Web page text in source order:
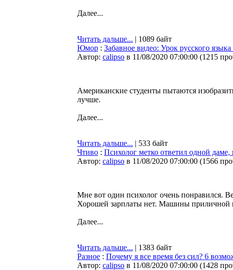
Далее...
Читать дальше... | 1089 байт
Юмор : Забавное видео: Урок русского
Автор: calipso в 11/08/2020 07:00:00 (1215
Американские студенты пытаются
лучше.
Далее...
Читать дальше... | 533 байт
Чтиво : Психолог метко ответил одной даме,
Автор: calipso в 11/08/2020 07:00:00 (1566
Мне вот один психолог очень понравился.
Хорошей зарплаты нет. Машины приличной
Далее...
Читать дальше... | 1383 байт
Разное : Почему я все время без сил? 6
Автор: calipso в 11/08/2020 07:00:00 (1428